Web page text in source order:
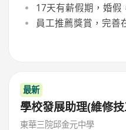
17天有薪假期，婚假
員工推薦獎賞，完善
最新
學校發展助理(維修
東華三院邱金元中學